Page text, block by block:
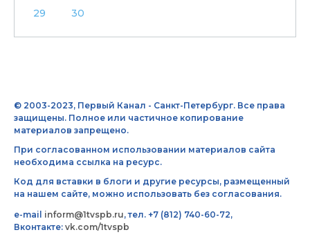
29
30
© 2003-2023, Первый Канал - Санкт-Петербург. Все права
защищены. Полное или частичное копирование
материалов запрещено.
При согласованном использовании материалов сайта
необходима ссылка на ресурс.
Код для вставки в блоги и другие ресурсы, размещенный
на нашем сайте, можно использовать без согласования.
e-mail inform@1tvspb.ru, тел. +7 (812) 740-60-72,
Вконтакте: vk.com/1tvspb